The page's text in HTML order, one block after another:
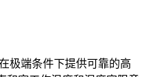
极端条件下提供可靠的高